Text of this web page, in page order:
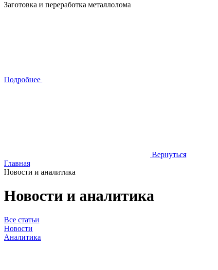
Заготовка и переработка металлолома
Подробнее
Вернуться
Главная
Новости и аналитика
Новости и аналитика
Все статьи
Новости
Аналитика